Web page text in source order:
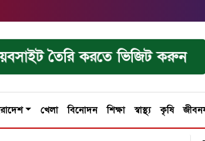
তৈরি করতে ভিজিট করুন
খেলা বিনোদন শিক্ষা স্বাস্থ্য কৃষি